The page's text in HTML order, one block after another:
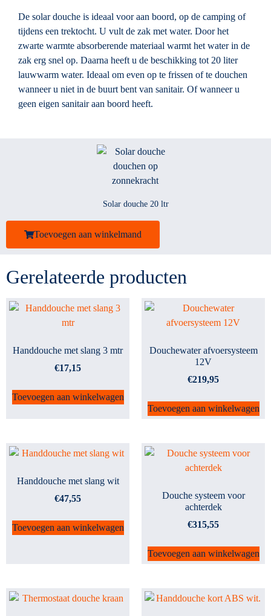
De solar douche is ideaal voor aan boord, op de camping of
tijdens een trektocht. U vult de zak met water. Door het
zwarte warmte absorberende materiaal warmt het water in de
zak erg snel op. Daarna heeft u de beschikking tot 20 liter
lauwwarm water. Ideaal om even op te frissen of te douchen
wanneer u niet in de buurt bent van sanitair. Of wanneer u
geen eigen sanitair aan boord heeft.
Solar douche 20 ltr
Toevoegen aan winkelmand
Gerelateerde producten
Handdouche met slang 3 mtr
€17,15
Toevoegen aan winkelwagen
Douchewater afvoersysteem
12V
€219,95
Toevoegen aan winkelwagen
Handdouche met slang wit
€47,55
Toevoegen aan winkelwagen
Douche systeem voor
achterdek
€315,55
Toevoegen aan winkelwagen